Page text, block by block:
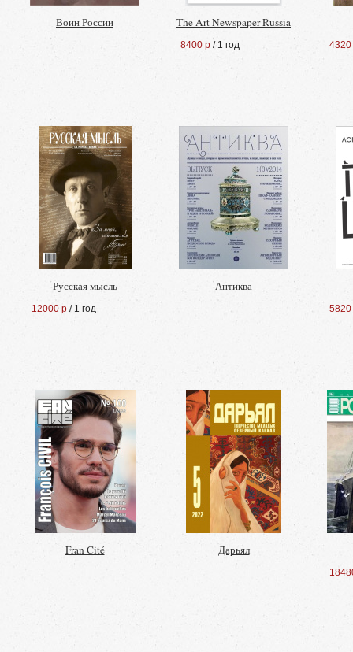
Воин России The Art Newspaper Russia
8400 р / 1 год 4320
Русская мысль
12000 р/ 1 год
Антиква
5820
Fran Cité Дарьял